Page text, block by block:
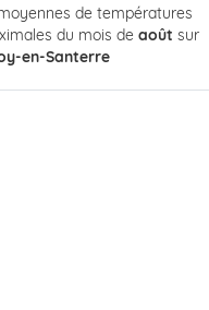
de températures
du mois de août sur
en-Santerre